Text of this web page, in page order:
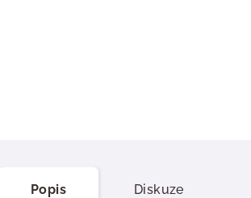
Popis Diskuze